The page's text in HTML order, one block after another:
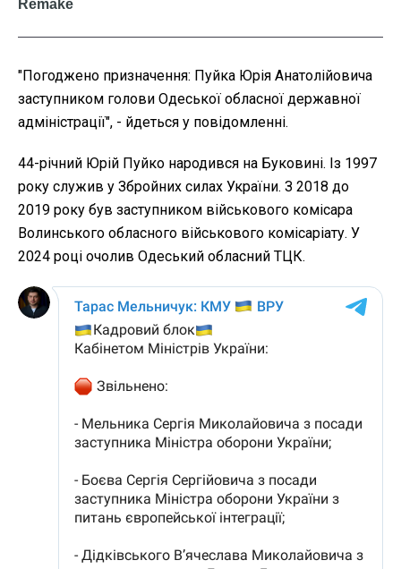
"Погоджено призначення: Пуйка Юрія Анатолійовича
заступником голови Одеської обласної державної
адміністрації", - йдеться у повідомленні.
44-річний Юрій Пуйко народився на Буковині. Із 1997
року служив у Збройних силах України. З 2018 до
2019 року був заступником військового комісара
Волинського обласного військового комісаріату. У
2024 році очолив Одеський обласний ТЦК.